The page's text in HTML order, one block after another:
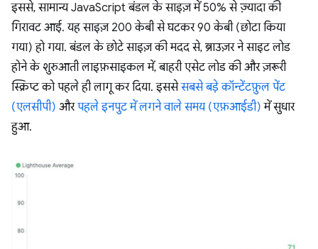
इससे, सामान्य JavaScript बंडल के साइज़ में 50% से ज़्यादा की
गिरावट आई. यह साइज़ 200 केबी से घटकर 90 केबी (छोटा किया
गया) हो गया. बंडल के छोटे साइज़ की मदद से, ब्राउज़र ने साइट लोड
होने के शुरुआती लाइफ़साइकल में, बाहरी एसेट लोड की और ज़रूरी
स्क्रिप्ट को पहले ही लागू कर दिया. इससेसबसे बड़े कॉन्टेंटफ़ुल पेंट
(एलसीपी) औरपहले इनपुट में लगने वाले समय (एफ़आईडी) में सुधार
हुआ.